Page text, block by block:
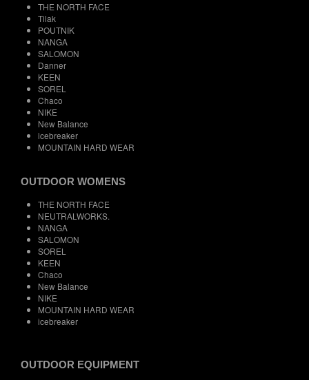
THE NORTH FACE
Tilak
POUTNIK
NANGA
SALOMON
Danner
KEEN
SOREL
Chaco
NIKE
New Balance
icebreaker
MOUNTAIN HARD WEAR
OUTDOOR WOMENS
THE NORTH FACE
NEUTRALWORKS.
NANGA
SALOMON
SOREL
KEEN
Chaco
New Balance
NIKE
MOUNTAIN HARD WEAR
icebreaker
OUTDOOR EQUIPMENT